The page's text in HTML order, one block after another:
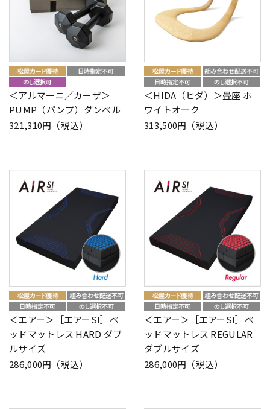
＜アルマーニ／カーザ＞
PUMP（パンプ）ダンベル
321,310円（税込）
＜HIDA（ヒダ）＞畳座 ホ
ワイトオーク
313,500円（税込）
＜エアー＞［エアーSI］ベ
ッドマットレス HARD ダブ
ルサイズ
286,000円（税込）
＜エアー＞［エアーSI］ベ
ッドマットレス REGULAR
ダブルサイズ
286,000円（税込）